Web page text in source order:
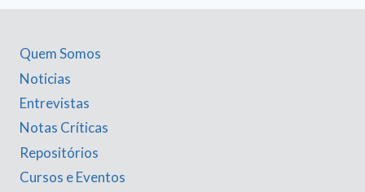
Quem Somos
Noticias
Entrevistas
Notas Críticas
Repositórios
Cursos e Eventos